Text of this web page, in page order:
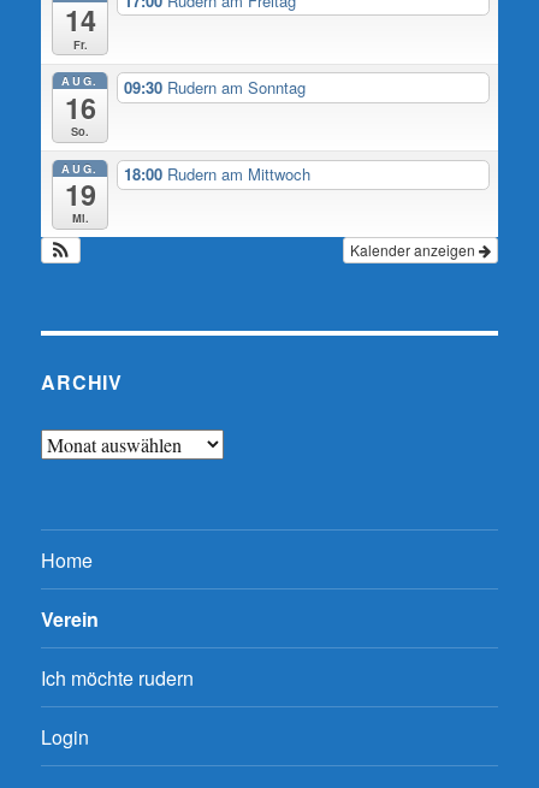
14
Fr.
AUG.
16
So.
09:30 Rudern am Sonntag
AUG.
19
Mi.
18:00 Rudern am Mittwoch
Kalender anzeigen
ARCHIV
Archiv
Home
Verein
Ich möchte rudern
Login